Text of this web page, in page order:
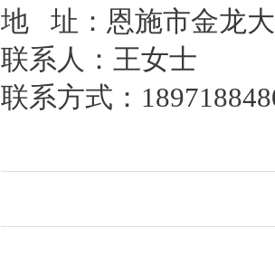
地 址：恩施市金龙
联系人：王女士
联系方式：